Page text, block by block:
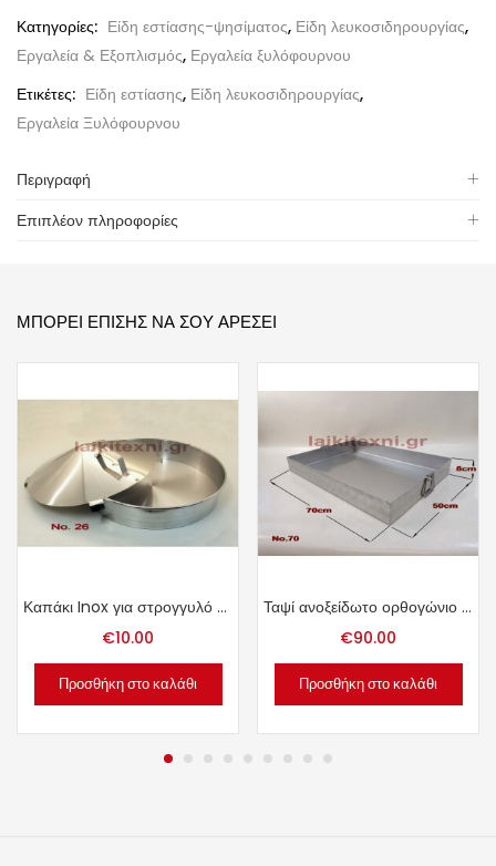
Κατηγορίες: Είδη εστίασης-ψησίματος, Είδη λευκοσιδηρουργίας,
Εργαλεία & Εξοπλισμός, Εργαλεία ξυλόφουρνου
Ετικέτες: Είδη εστίασης, Είδη λευκοσιδηρουργίας,
Εργαλεία Ξυλόφουρνου
Περιγραφή
Επιπλέον πληροφορίες
ΜΠΟΡΕΊ ΕΠΊΣΗΣ ΝΑ ΣΟΥ ΑΡΈΣΕΙ
Καπάκι Inox για στρογγυλό ταψί Νο. 26.
€10.00
Προσθήκη στο καλάθι
Ταψί ανοξείδωτο ορθογώνιο Νο. 70.
€90.00
Προσθήκη στο καλάθι